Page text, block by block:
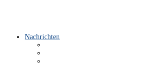
Nachrichten